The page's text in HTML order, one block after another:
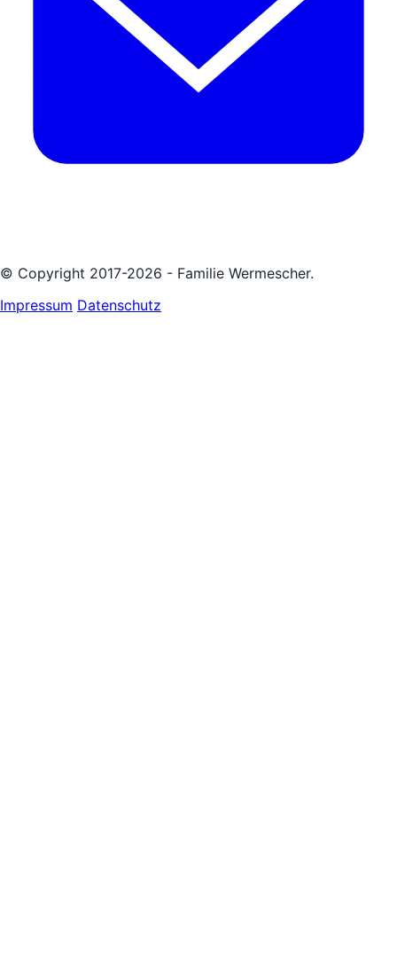
© Copyright 2017-2026 - Familie Wermescher.
Impressum Datenschutz